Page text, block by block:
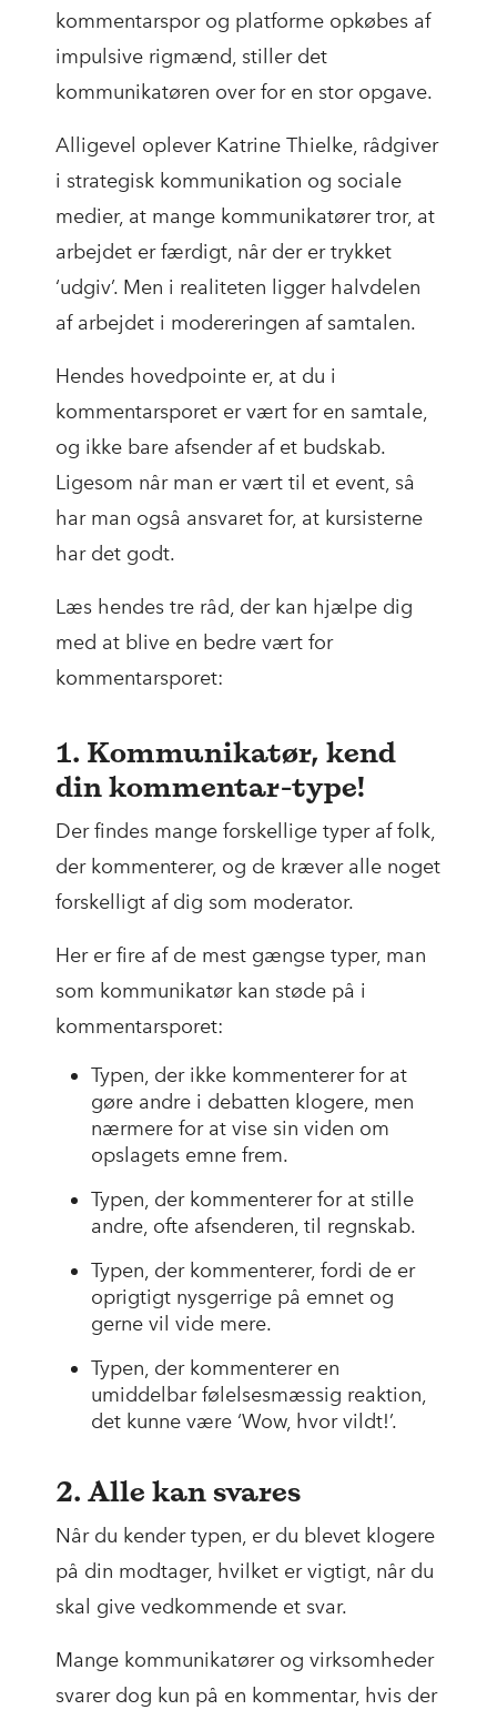
kommentarspor og platforme opkøbes af
impulsive rigmænd, stiller det
kommunikatøren over for en stor opgave.
Alligevel oplever Katrine Thielke, rådgiver
i strategisk kommunikation og sociale
medier, at mange kommunikatører tror, at
arbejdet er færdigt, når der er trykket
‘udgiv’. Men i realiteten ligger halvdelen
af arbejdet i modereringen af samtalen.
Hendes hovedpointe er, at du i
kommentarsporet er vært for en samtale,
og ikke bare afsender af et budskab.
Ligesom når man er vært til et event, så
har man også ansvaret for, at kursisterne
har det godt.
Læs hendes tre råd, der kan hjælpe dig
med at blive en bedre vært for
kommentarsporet:
1. Kommunikatør, kend
din kommentar-type!
Der findes mange forskellige typer af folk,
der kommenterer, og de kræver alle noget
forskelligt af dig som moderator.
Her er fire af de mest gængse typer, man
som kommunikatør kan støde på i
kommentarsporet:
Typen, der ikke kommenterer for at
gøre andre i debatten klogere, men
nærmere for at vise sin viden om
opslagets emne frem.
Typen, der kommenterer for at stille
andre, ofte afsenderen, til regnskab.
Typen, der kommenterer, fordi de er
oprigtigt nysgerrige på emnet og
gerne vil vide mere.
Typen, der kommenterer en
umiddelbar følelsesmæssig reaktion,
det kunne være ‘Wow, hvor vildt!’.
2. Alle kan svares
Når du kender typen, er du blevet klogere
på din modtager, hvilket er vigtigt, når du
skal give vedkommende et svar.
Mange kommunikatører og virksomheder
svarer dog kun på en kommentar, hvis der